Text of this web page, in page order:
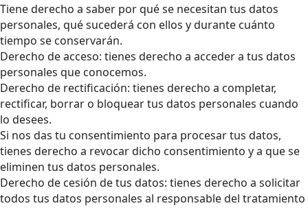
Tiene derecho a saber por qué se necesitan tus datos
personales, qué sucederá con ellos y durante cuánto
tiempo se conservarán.
Derecho de acceso: tienes derecho a acceder a tus datos
personales que conocemos.
Derecho de rectificación: tienes derecho a completar,
rectificar, borrar o bloquear tus datos personales cuando
lo desees.
Si nos das tu consentimiento para procesar tus datos,
tienes derecho a revocar dicho consentimiento y a que se
eliminen tus datos personales.
Derecho de cesión de tus datos: tienes derecho a solicitar
todos tus datos personales al responsable del tratamiento